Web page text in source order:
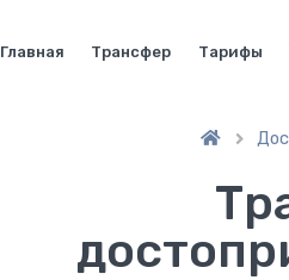
Главная Трансфер Тарифы
